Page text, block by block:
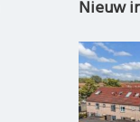
Nieuw